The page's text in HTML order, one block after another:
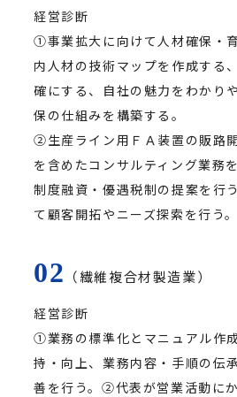
経営診断
①事業拡大に向けて人材確保・
内人材の技術マップを作成する
確にする、自社の魅力をわかり
保の仕組みを構築する。
②生産ライン用ＦＡ装置の販路
を含めたコンサルティング業務
制度融資・優遇税制の提案を行
て顧客開拓やニーズ探索を行う。
（繊維複合材製造業）
経営診断
①業務の標準化とマニュアル作
持・向上、業務内容・手順の伝
善を行う。②代表が営業活動に